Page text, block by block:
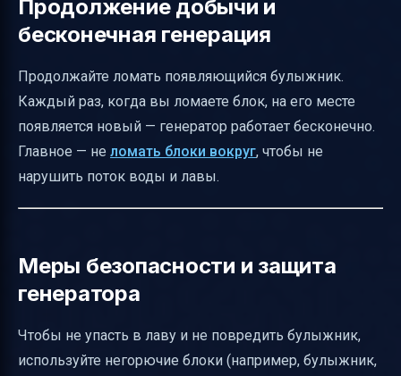
Продолжение добычи и
бесконечная генерация
Продолжайте ломать появляющийся булыжник.
Каждый раз, когда вы ломаете блок, на его месте
появляется новый — генератор работает бесконечно.
Главное — не ломать блоки вокруг, чтобы не
нарушить поток воды и лавы.
Меры безопасности и защита
генератора
Чтобы не упасть в лаву и не повредить булыжник,
используйте негорючие блоки (например, булыжник,